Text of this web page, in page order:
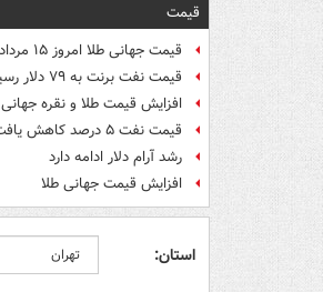
قیمت
قیمت جهانی طلا امروز ۱۵ مرداد
قیمت نفت برنت به ۷۹ دلار رسید
افزایش قیمت طلا و نقره جهانی
قیمت نفت ۵ درصد کاهش یافت
رشد آرام دلار ادامه دارد
افزایش قیمت جهانی طلا
استان: